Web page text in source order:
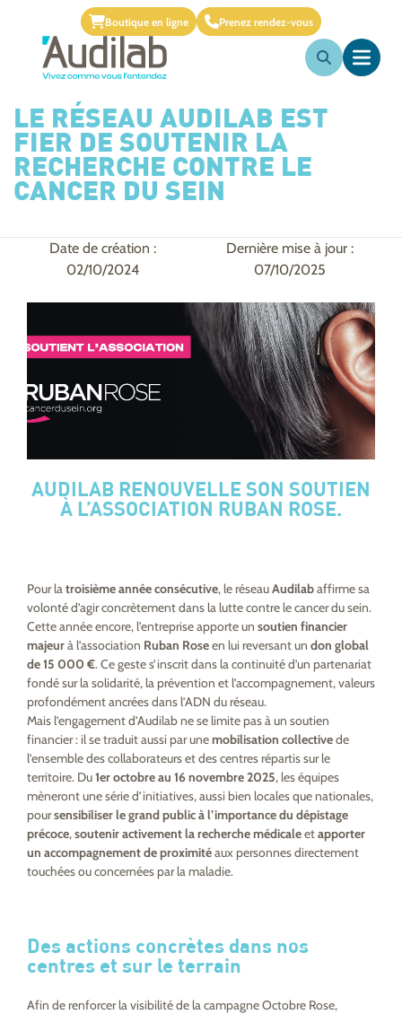
Boutique en ligne Prenez rendez-vous
LE RÉSEAU AUDILAB EST
FIER DE SOUTENIR LA
RECHERCHE CONTRE LE
CANCER DU SEIN
Date de création :
02/10/2024
Dernière mise à jour :
07/10/2025
AUDILAB RENOUVELLE SON SOUTIEN
À L’ASSOCIATION RUBAN ROSE.
Pour latroisième année consécutive, le réseauAudilabaffirme sa
volonté d’agir concrètement dans la lutte contre le cancer du sein.
Cette année encore, l’entreprise apporte un soutien financier
majeurà l’association Ruban Roseen lui reversant un don global
de 15 000 €. Ce geste s’inscrit dans la continuité d’un partenariat
fondé sur la solidarité, la prévention et l’accompagnement, valeurs
profondément ancrées dans l’ADN du réseau.
Mais l’engagement d’Audilab ne se limite pas à un soutien
financier : il se traduit aussi par unemobilisation collectivede
l’ensemble des collaborateurs et des centres répartis sur le
territoire. Du1er octobre au 16 novembre 2025, les équipes
mèneront une série d’initiatives, aussi bien locales que nationales,
poursensibiliser le grand public à l’importance du dépistage
précoce,soutenir activement la recherche médicaleetapporter
un accompagnement de proximitéaux personnes directement
touchées ou concernées par la maladie.
Des actions concrètes dans nos
centres et sur le terrain
Afin de renforcer la visibilité de la campagne Octobre Rose,